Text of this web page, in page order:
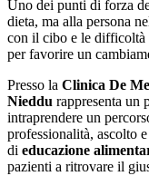
Uno dei punti di forza
dieta, ma alla persona
con il cibo e le difficoltà
per favorire un
Presso la Clinica De
Nieddu rappresenta un
intraprendere un
professionalità, ascolto
di educazione
pazienti a ritrovare il